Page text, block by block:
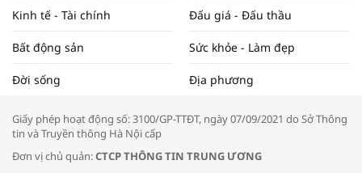
Tọa đàm “Xúc tiến thương mại: Khơi
thông đầu ra cho sản phẩm OCOP”
Kinh tế - Tài chính Đấu giá - Đấu thầu
Bất động sản Sức khỏe - Làm đẹp
Đời sống Địa phương
Giấy phép hoạt động số: 3100/GP-TTĐT, ngày 07/09/2021 do Sở Thông
tin và Truyền thông Hà Nội cấp
Đơn vị chủ quản:CTCP THÔNG TIN TRUNG ƯƠNG